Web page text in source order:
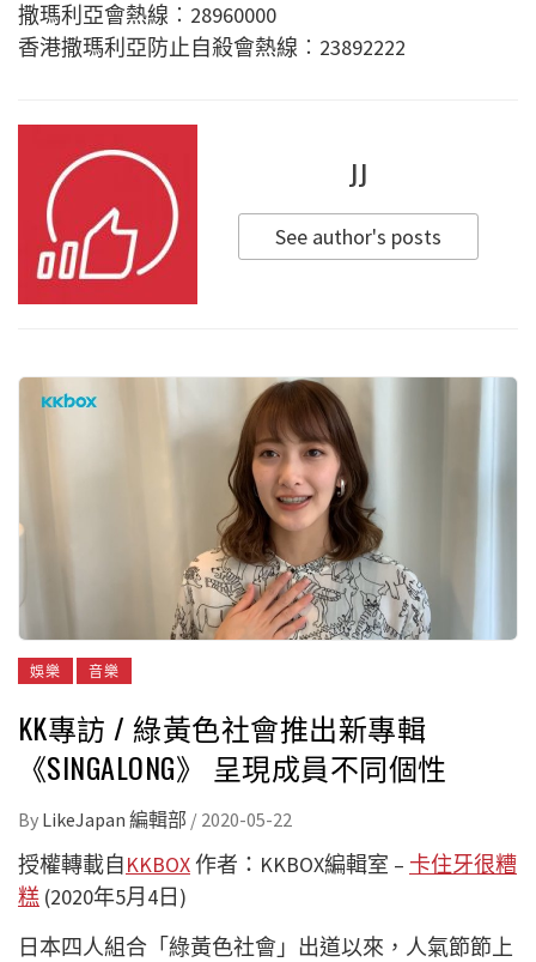
撒瑪利亞會熱線︰28960000
香港撒瑪利亞防止自殺會熱線︰23892222
JJ
See author's posts
娛樂 音樂
KK專訪 / 綠黃色社會推出新專輯
《SINGALONG》 呈現成員不同個性
By LikeJapan 編輯部 / 2020-05-22
授權轉載自KKBOX作者：KKBOX編輯室 – 卡住牙很糟
糕 (2020年5月4日)
日本四人組合「綠黃色社會」出道以來，人氣節節上